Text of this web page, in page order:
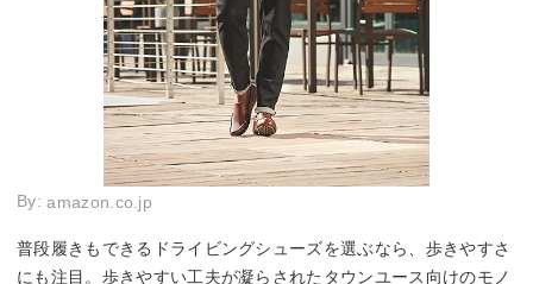
By:amazon.co.jp
普段履きもできるドライビングシューズを選ぶなら、歩きやすさ
にも注目。歩きやすい工夫が凝らされたタウンユース向けのモノ